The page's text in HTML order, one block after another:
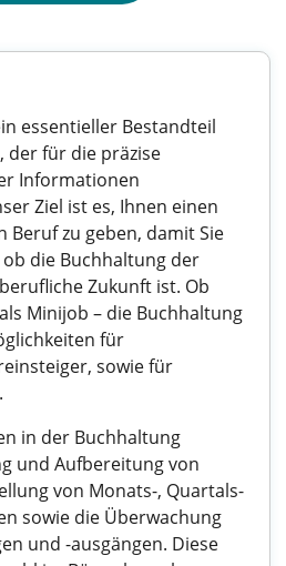
essentieller Bestandteil
der für die präzise
Informationen
Ziel ist es, Ihnen einen
Beruf zu geben, damit Sie
die Buchhaltung der
Zukunft ist. Ob
Minijob – die Buchhaltung
für
sowie für
in der Buchhaltung
und Aufbereitung von
von Monats-, Quartals-
sowie die Überwachung
und -ausgängen. Diese